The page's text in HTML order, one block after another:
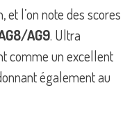
et l’on note des scores
AG9. Ultra
comme un excellent
également au